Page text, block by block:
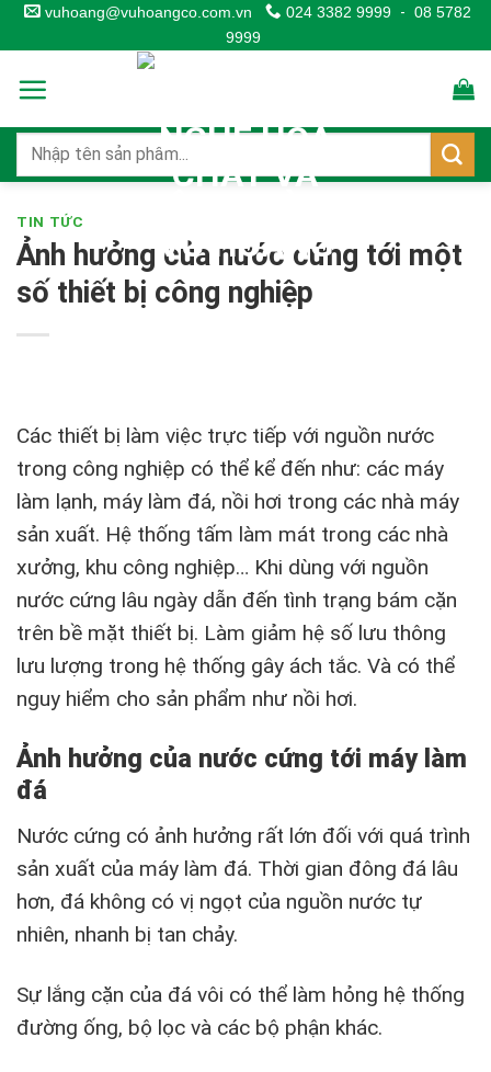
Skip
to
content
vuhoang@vuhoangco.com.vn 024 3382 9999 - 08 5782
9999
TIN TỨC
Ảnh hưởng của nước cứng tới một
số thiết bị công nghiệp
Các thiết bị làm việc trực tiếp với nguồn nước
trong công nghiệp có thể kể đến như: các máy
làm lạnh, máy làm đá, nồi hơi trong các nhà máy
sản xuất. Hệ thống tấm làm mát trong các nhà
xưởng, khu công nghiệp… Khi dùng với nguồn
nước cứng lâu ngày dẫn đến tình trạng bám cặn
trên bề mặt thiết bị. Làm giảm hệ số lưu thông
lưu lượng trong hệ thống gây ách tắc. Và có thể
nguy hiểm cho sản phẩm như nồi hơi.
Ảnh hưởng của nước cứng tới máy làm
đá
Nước cứng có ảnh hưởng rất lớn đối với quá trình
sản xuất của máy làm đá. Thời gian đông đá lâu
hơn, đá không có vị ngọt của nguồn nước tự
nhiên, nhanh bị tan chảy.
Sự lắng cặn của đá vôi có thể làm hỏng hệ thống
đường ống, bộ lọc và các bộ phận khác.